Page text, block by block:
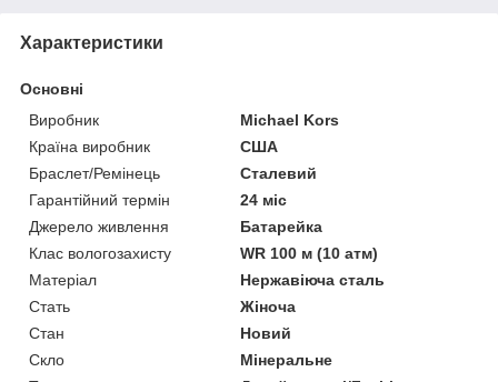
Характеристики
Основні
Виробник
Michael Kors
Країна виробник
США
Браслет/Ремінець
Сталевий
Гарантійний термін
24 міс
Джерело живлення
Батарейка
Клас вологозахисту
WR 100 м (10 атм)
Матеріал
Нержавіюча сталь
Стать
Жіноча
Стан
Новий
Скло
Мінеральне